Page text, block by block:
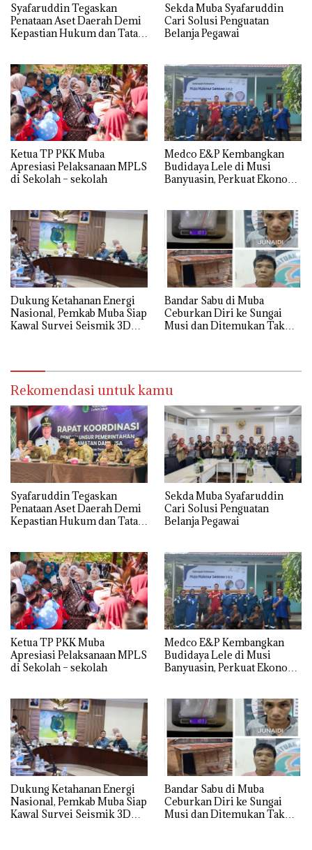
Syafaruddin Tegaskan
Penataan Aset Daerah Demi
Kepastian Hukum dan Tata
Sekda Muba Syafaruddin
Cari Solusi Penguatan
Belanja Pegawai
Ketua TP PKK Muba
Apresiasi Pelaksanaan MPLS
di Sekolah – sekolah
Medco E&P Kembangkan
Budidaya Lele di Musi
Banyuasin, Perkuat Ekonomi
Dukung Ketahanan Energi
Nasional, Pemkab Muba Siap
Kawal Survei Seismik 3D
Bandar Sabu di Muba
Ceburkan Diri ke Sungai
Musi dan Ditemukan Tak
Rekomendasi untuk kamu
Syafaruddin Tegaskan
Penataan Aset Daerah Demi
Kepastian Hukum dan Tata
Sekda Muba Syafaruddin
Cari Solusi Penguatan
Belanja Pegawai
Ketua TP PKK Muba
Apresiasi Pelaksanaan MPLS
di Sekolah – sekolah
Medco E&P Kembangkan
Budidaya Lele di Musi
Banyuasin, Perkuat Ekonomi
Dukung Ketahanan Energi
Nasional, Pemkab Muba Siap
Kawal Survei Seismik 3D
Bandar Sabu di Muba
Ceburkan Diri ke Sungai
Musi dan Ditemukan Tak